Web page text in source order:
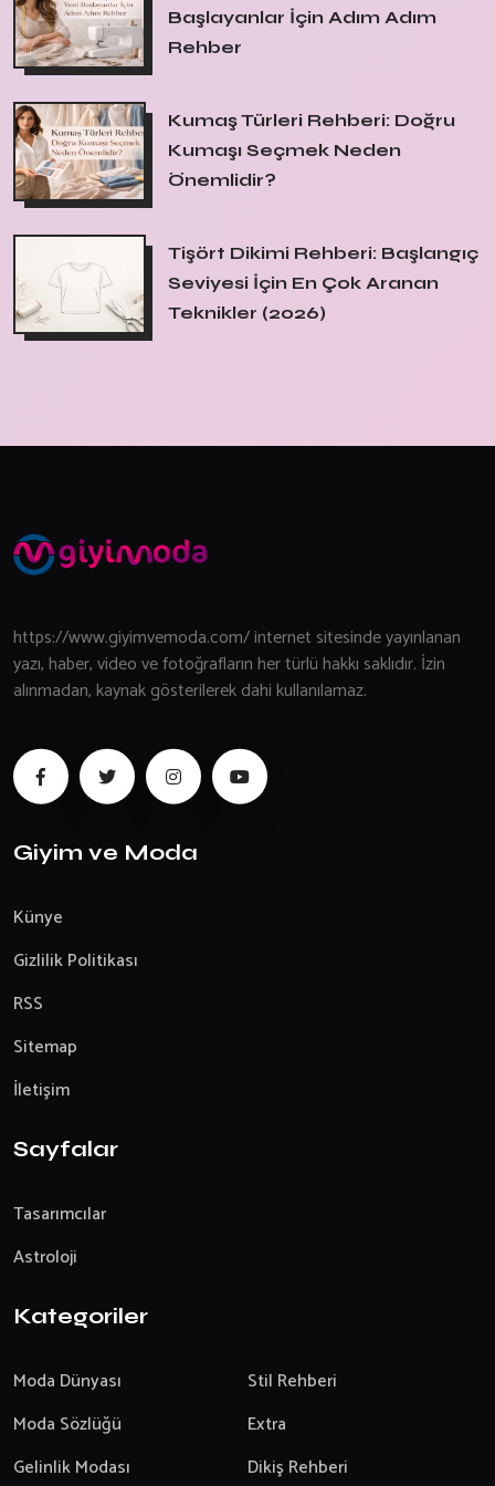
Başlayanlar İçin Adım Adım
Rehber
Kumaş Türleri Rehberi: Doğru
Kumaşı Seçmek Neden
Önemlidir?
Tişört Dikimi Rehberi: Başlangıç
Seviyesi İçin En Çok Aranan
Teknikler (2026)
https://www.giyimvemoda.com/ internet sitesinde yayınlanan
yazı, haber, video ve fotoğrafların her türlü hakkı saklıdır. İzin
alınmadan, kaynak gösterilerek dahi kullanılamaz.
Giyim ve Moda
Künye
Gizlilik Politikası
RSS
Sitemap
İletişim
Sayfalar
Tasarımcılar
Astroloji
Kategoriler
Moda Dünyası
Stil Rehberi
Moda Sözlüğü
Extra
Gelinlik Modası
Dikiş Rehberi